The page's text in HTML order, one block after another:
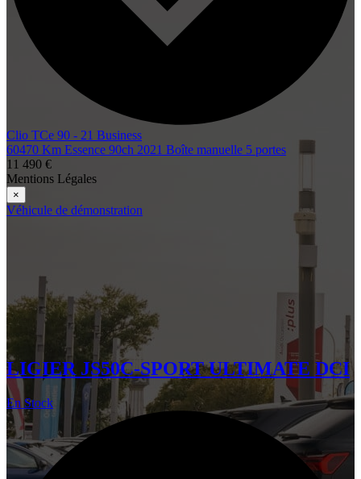
Clio TCe 90 - 21 Business
60470 Km Essence 90ch 2021 Boîte manuelle 5 portes
11 490 €
Mentions Légales
×
Véhicule de démonstration
LIGIER JS50C-SPORT ULTIMATE DCI
En Stock